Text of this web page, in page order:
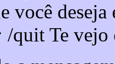
você
/quit Te vejo